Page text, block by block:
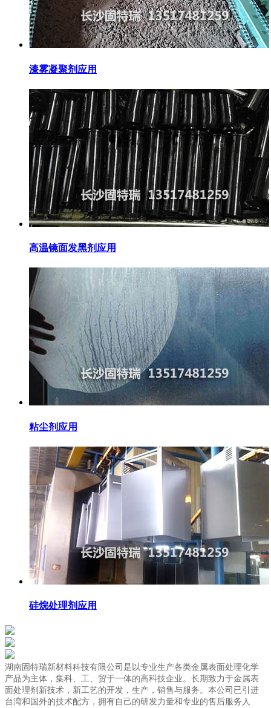
漆雾凝聚剂应用
高温镜面发黑剂应用
粘尘剂应用
硅烷处理剂应用
湖南固特瑞新材料科技有限公司是以专业生产各类金属表面处理化学
产品为主体，集科、工、贸于一体的高科技企业。长期致力于金属表
面处理剂新技术，新工艺的开发，生产，销售与服务。本公司已引进
台湾和国外的技术配方，拥有自己的研发力量和专业的售后服务人